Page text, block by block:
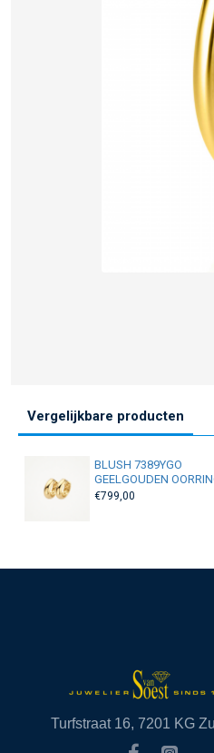
Vergelijkbare producten
BLUSH 7389YGO
GEELGOUDEN
€799,00
Turfstraat 16, 7201 KG